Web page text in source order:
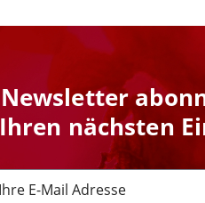
Newsletter
Ihren nächsten